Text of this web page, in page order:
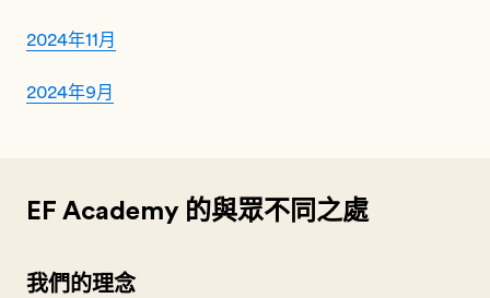
2024年11月
2024年9月
EF Academy 的與眾不同之處
我們的理念